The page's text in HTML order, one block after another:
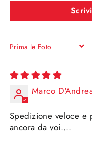
SORT BY
Marco
Spedizione veloce e
ancora da voi....